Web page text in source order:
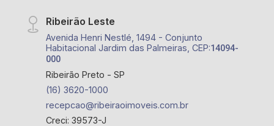
Ribeirão Leste
Avenida Henri Nestlé, 1494 - Conjunto
Habitacional Jardim das Palmeiras, CEP:14094-
000
Ribeirão Preto - SP
(16) 3620-1000
recepcao@ribeiraoimoveis.com.br
Creci: 39573-J